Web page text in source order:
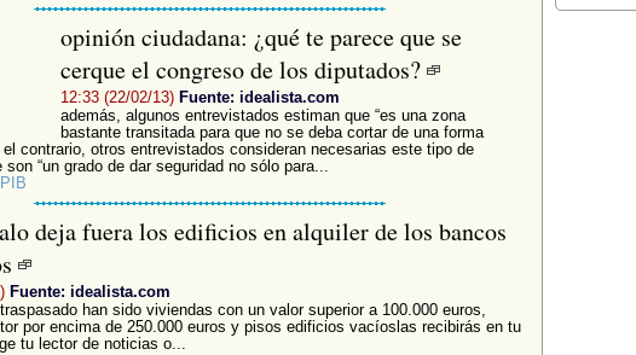
opinión ciudadana: ¿qué te parece que se
cerque el congreso de los diputados?
12:33 (22/02/13) Fuente: idealista.com
además, algunos entrevistados estiman que “es una zona
bastante transitada para que no se deba cortar de una forma
el contrario, otros entrevistados consideran necesarias este tipo de
son “un grado de dar seguridad no sólo para...
PIB
deja fuera los edificios en alquiler de los bancos
Fuente: idealista.com
han sido viviendas con un valor superior a 100.000 euros,
por encima de 250.000 euros y pisos edificios vacíoslas recibirás en tu
tu lector de noticias o...